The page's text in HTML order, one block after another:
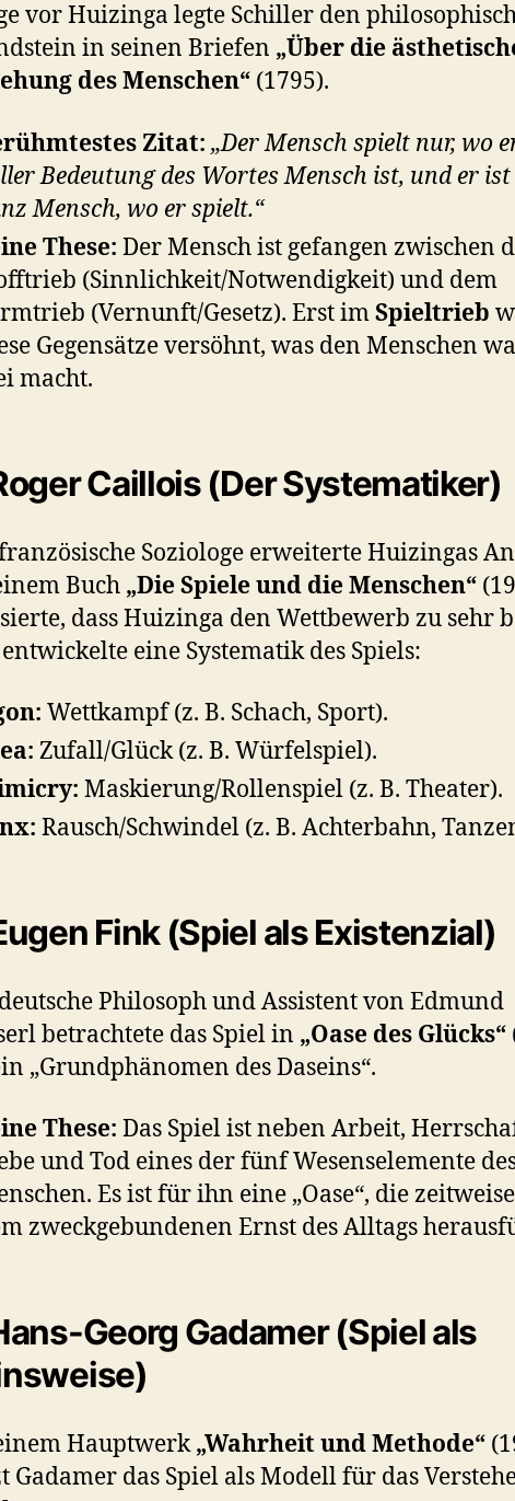
vor Huizinga legte Schiller den
in seinen Briefen „Über die
des Menschen“ (1795).
Zitat: „Der Mensch spielt nur, wo
Bedeutung des Wortes Mensch ist, und er
Mensch, wo er spielt.“
These: Der Mensch ist gefangen zwischen
(Sinnlichkeit/Notwendigkeit) und dem
(Vernunft/Gesetz). Erst imSpieltrieb
Gegensätze versöhnt, was den Menschen
macht.
Caillois (Der Systematiker)
Soziologe erweiterte Huizingas
Buch „Die Spiele und die Menschen“
dass Huizinga den Wettbewerb zu sehr
eine Systematik des Spiels:
Wettkampf (z. B. Schach, Sport).
Zufall/Glück (z. B. Würfelspiel).
Maskierung/Rollenspiel (z. B. Theater).
Rausch/Schwindel (z. B. Achterbahn,
Fink (Spiel als Existenzial)
Philosoph und Assistent von Edmund
betrachtete das Spiel in „Oase des Glücks“
„Grundphänomen des Daseins“.
These: Das Spiel ist neben Arbeit,
und Tod eines der fünf Wesenselemente
Es ist für ihn eine „Oase“, die
zweckgebundenen Ernst des Alltags
Georg Gadamer (Spiel als
Hauptwerk„Wahrheit und Methode“
Gadamer das Spiel als Modell für das